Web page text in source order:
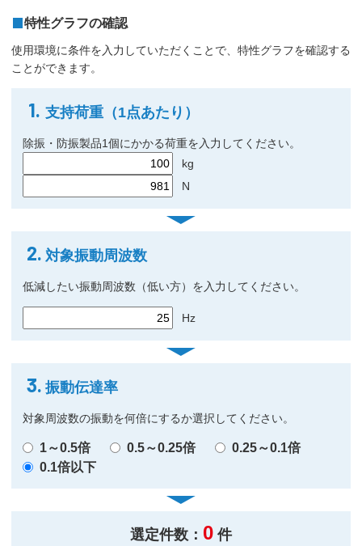
特性グラフの確認
使用環境に条件を入力していただくことで、特性グラフを確認する
ことができます。
1. 支持荷重（1点あたり）
除振・防振製品1個にかかる荷重を入力してください。
kg
N
2. 対象振動周波数
低減したい振動周波数（低い方）を入力してください。
Hz
3. 振動伝達率
対象周波数の振動を何倍にするか選択してください。
1～0.5倍 0.5～0.25倍
0.25～0.1倍
0.1倍以下
選定件数： 0 件